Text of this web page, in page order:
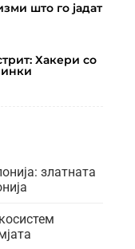
што го јадат
Хакери со
златната